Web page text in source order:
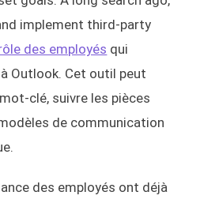
implement third-party
des employés qui
Outlook. Cet outil peut
clé, suivre les pièces
de communication
des employés ont déjà